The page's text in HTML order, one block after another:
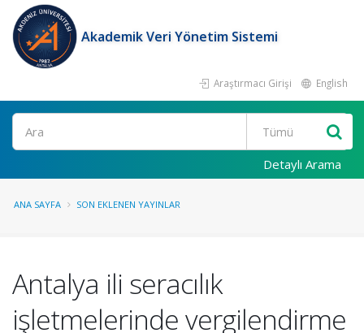
Akademik Veri Yönetim Sistemi
Araştırmacı Girişi English
Ara
Detaylı Arama
ANA SAYFA SON EKLENEN YAYINLAR
Antalya ili seracılık
işletmelerinde vergilendirme